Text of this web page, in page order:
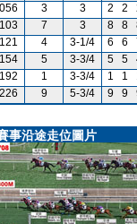
3 3 2 2
7 3 8 8
4 3-1/4 6 6
5 3-3/4 5 5
1 3-3/4 1 1
9 5-3/4 9 9
事沿途走位圖片